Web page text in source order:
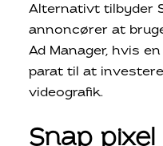
Alternativt tilbyder
annoncører at
Ad Manager, hvis
parat til at
videografik.
Snap pixel